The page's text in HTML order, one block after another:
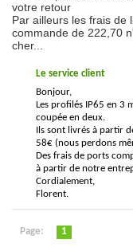
votre retour
Par ailleurs les frais de
commande de 222,70
cher...
Le service client
Bonjour,
Les profilés IP65 en 3
coupée en deux.
Ils sont livrés à partir
58€ (nous perdons
Des frais de ports
à partir de notre
Cordialement,
Florent.
Page: 1